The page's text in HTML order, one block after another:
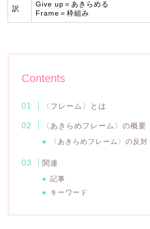
訳
Give up＝あきらめる
Frame＝枠組み
Contents
〈フレーム〉とは
〈あきらめフレーム〉の概要
〈あきらめフレーム〉の反対
関連
記事
キーワード